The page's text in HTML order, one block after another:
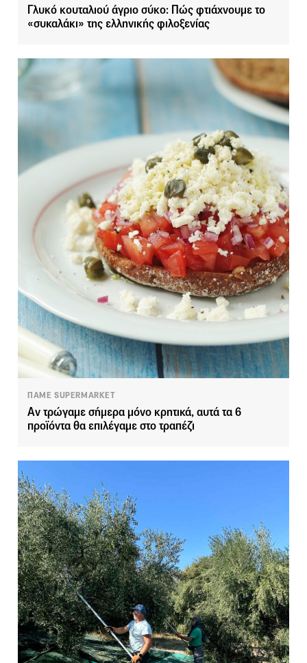
Γλυκό κουταλιού άγριο σύκο: Πώς φτιάχνουμε το
«συκαλάκι» της ελληνικής φιλοξενίας
ΠΑΜΕ SUPERMARKET
Αν τρώγαμε σήμερα μόνο κρητικά, αυτά τα 6
προϊόντα θα επιλέγαμε στο τραπέζι